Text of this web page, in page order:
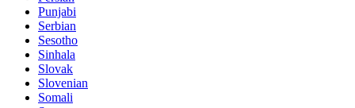
Punjabi
Serbian
Sesotho
Sinhala
Slovak
Slovenian
Somali